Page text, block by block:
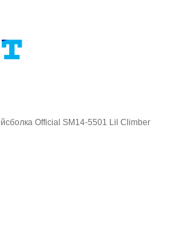
Official SM14-5501 Lil Climber